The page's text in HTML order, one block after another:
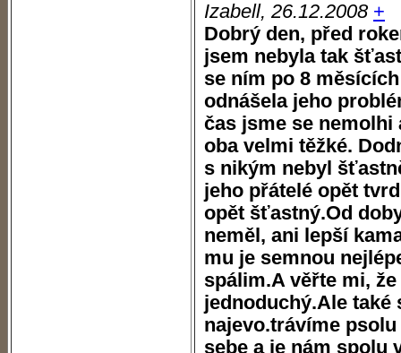
Izabell, 26.12.2008 +
Dobrý den, před
jsem nebyla tak
se ním po 8
odnášela jeho
čas jsme se nemolhi
oba velmi těžké.
s nikým nebyl
jeho přátelé opět
opět šťastný.Od
neměl, ani lepší
mu je semnou
spálim.A věřte mi,
jednoduchý.Ale také
najevo.trávíme
sebe a je nám spolu